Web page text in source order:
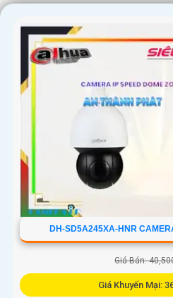
DH-SD5A245XA-HNR
Giá Bán:
Giá Khuyến Mại: